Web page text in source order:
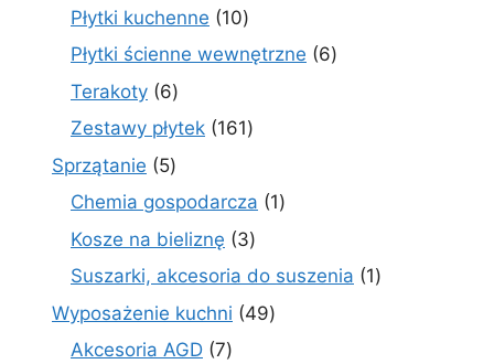
Płytki kuchenne 1010
produktów
Płytki ścienne wewnętrzne 66
Terakoty 66
produktów
Zestawy płytek 161161
Sprzątanie 55
produktów
Chemia gospodarcza 11
Kosze na bieliznę 33
produkty
Suszarki, akcesoria do suszenia 11
Wyposażenie kuchni 4949
Akcesoria AGD 77